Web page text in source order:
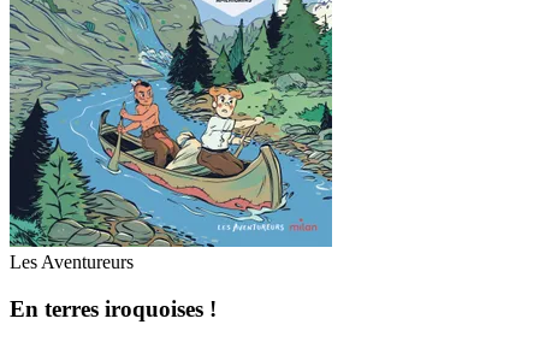
Les Aventureurs
En terres iroquoises !